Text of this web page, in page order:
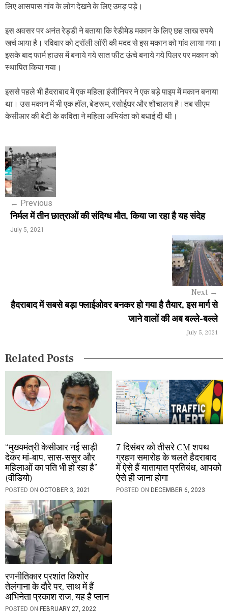
लिए आसपास गांव के लोग देखने के लिए उमड़ पड़े।
इस अवसर पर अनंत रेड्डी ने बताया कि रेडीमेड मकान के लिए छह लाख रुपये
खर्च आया है। रविवार को ट्रॉली लॉरी की मदद से इस मकान को गांव लाया गया।
इसके बाद फार्म हाउस में बनाये गये सात फीट ऊंचे बनाये गये पिलर पर मकान को
स्थापित किया गया।
इससे पहले भी हैदराबाद में एक महिला इंजीनियर ने एक बड़े पाइप में मकान बनाया
था। उस मकान में भी एक हॉल, बेडरूम, रसोईघर और शौचालय है।तब सीएम
केसीआर की बेटी के कविता ने महिला अभियंता को बधाई दी थी।
P
o
s
n
g
i
o
n
← Previous
निर्मल में तीन छात्राओं की संदिग्ध मौत, किया जा रहा है यह संदेह
July 5, 2021
Next →
हैदराबाद में सबसे बड़ा फ्लाईओवर बनकर हो गया है तैयार, इस मार्ग से
जाने वालों की अब बल्ले-बल्ले
July 5, 2021
Related Posts
“मुख्यमंत्री केसीआर नई साड़ी
देकर मां-बाप, सास-ससुर और
महिलाओं का पति भी हो रहा है”
(वीडियो)
POSTED ON OCTOBER 3, 2021
7 दिसंबर को तीसरे CM शपथ
ग्रहण समारोह के चलते हैदराबाद
में ऐसे हैं यातायात प्रतिबंध, आपको
ऐसे ही जाना होगा
POSTED ON DECEMBER 6, 2023
रणनीतिकार प्रशांत किशोर
तेलंगाना के दौरे पर, साथ में हैं
अभिनेता प्रकाश राज, यह है प्लान
POSTED ON FEBRUARY 27, 2022